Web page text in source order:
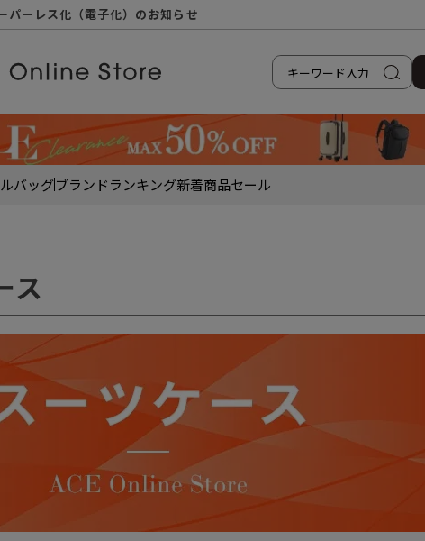
に伴う配送への影響について
パーレス化（電子化）のお知らせ
量増等に伴う配送への影響について
サイトにご注意ください
届かない場合に関しまして
せのご対応に関しまして
まし詐欺にご注意ください
バッグブランドランキング新着商品セール
ス